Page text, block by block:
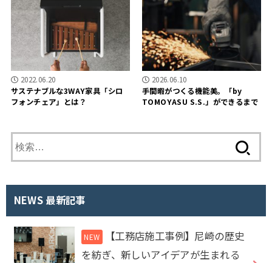
2022.06.20
サステナブルな3WAY家具「シロ
フォンチェア」とは？
2026.06.10
手間暇がつくる機能美。「by
TOMOYASU S.S.」ができるまで
索
NEWS 最新記事
【工務店施工事例】尼崎の歴史
を紡ぎ、新しいアイデアが生まれる